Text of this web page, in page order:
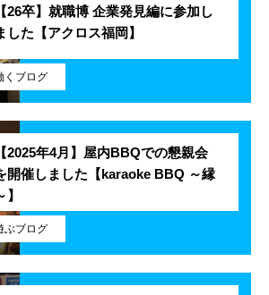
Works
Environment
くブログ
【26卒】就職博 企業発見編に参加し
した【アクロス福岡】
ぶブログ
【2025年4月】屋内BBQでの懇親会
開催しました【karaoke BBQ ～縁
】